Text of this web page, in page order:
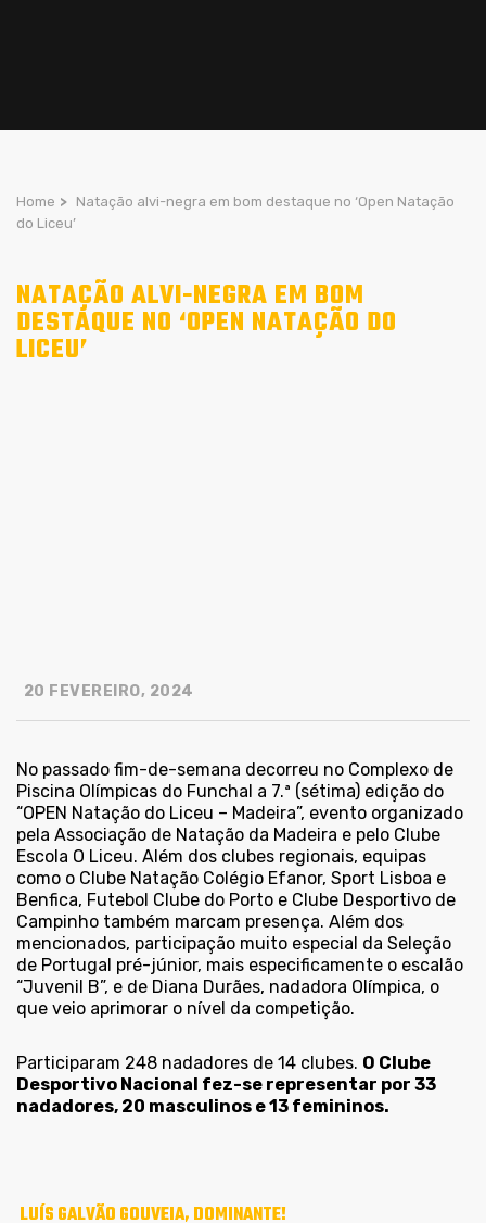
Home > Natação alvi-negra em bom destaque no ‘Open Natação
do Liceu’
NATAÇÃO ALVI-NEGRA EM BOM
DESTAQUE NO ‘OPEN NATAÇÃO DO
LICEU’
20 FEVEREIRO, 2024
No passado fim-de-semana decorreu no Complexo de
Piscina Olímpicas do Funchal a 7.ª (sétima) edição do
“OPEN Natação do Liceu – Madeira”, evento organizado
pela Associação de Natação da Madeira e pelo Clube
Escola O Liceu. Além dos clubes regionais, equipas
como o Clube Natação Colégio Efanor, Sport Lisboa e
Benfica, Futebol Clube do Porto e Clube Desportivo de
Campinho também marcam presença. Além dos
mencionados, participação muito especial da Seleção
de Portugal pré-júnior, mais especificamente o escalão
“Juvenil B”, e de Diana Durães, nadadora Olímpica, o
que veio aprimorar o nível da competição.
Participaram 248 nadadores de 14 clubes. O Clube
Desportivo Nacional fez-se representar por 33
nadadores, 20 masculinos e 13 femininos.
LUÍS GALVÃO GOUVEIA, DOMINANTE!